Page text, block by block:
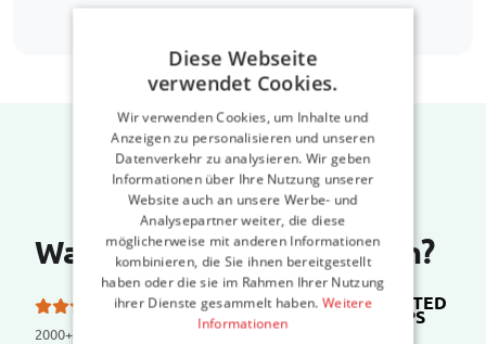
Was sagen unsere Kunden?
2000+ reviews
5.0 von 5 Sternen beiTRUSTED
SHOPS
Diese Webseite
verwendet Cookies.
Wir verwenden Cookies, um Inhalte und
Anzeigen zu personalisieren und unseren
Datenverkehr zu analysieren. Wir geben
Informationen über Ihre Nutzung unserer
Website auch an unsere Werbe- und
Analysepartner weiter, die diese
möglicherweise mit anderen Informationen
kombinieren, die Sie ihnen bereitgestellt
haben oder die sie im Rahmen Ihrer Nutzung
ihrer Dienste gesammelt haben. Weitere
Informationen